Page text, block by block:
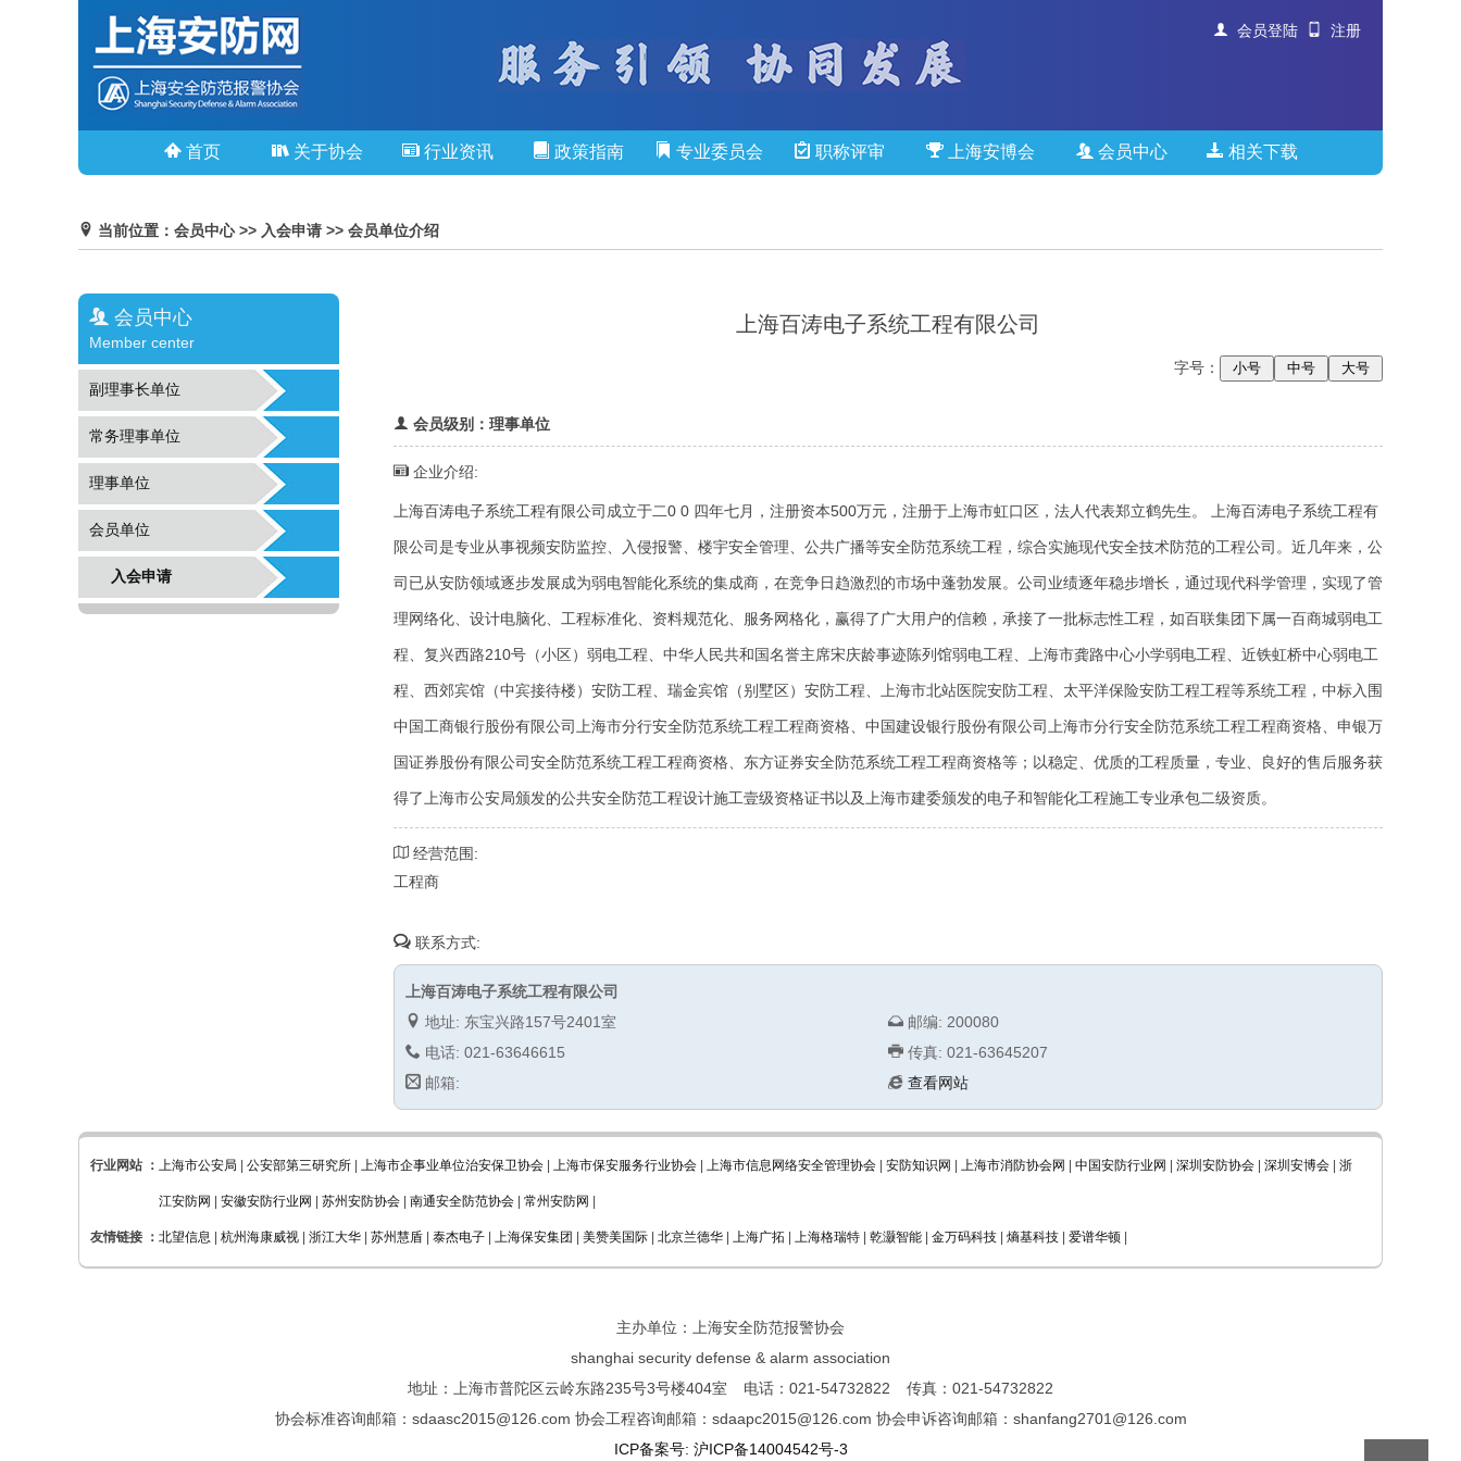
会员登陆 注册
首页 关于协会 行业资讯 政策指南 专业委员会 职称评审 上海安博会 会员中心 相关下载
当前位置：会员中心 >> 入会申请 >> 会员单位介绍
会员中心
Member center
副理事长单位
常务理事单位
理事单位
会员单位
入会申请
上海百涛电子系统工程有限公司
字号： 小号 中号 大号
会员级别：理事单位
企业介绍:
上海百涛电子系统工程有限公司成立于二0 0 四年七月，注册资本500万元，注册于上海市虹口区，法人代表郑立鹤先生。 上海百涛电子系统工程有
限公司是专业从事视频安防监控、入侵报警、楼宇安全管理、公共广播等安全防范系统工程，综合实施现代安全技术防范的工程公司。近几年来，公
司已从安防领域逐步发展成为弱电智能化系统的集成商，在竞争日趋激烈的市场中蓬勃发展。公司业绩逐年稳步增长，通过现代科学管理，实现了管
理网络化、设计电脑化、工程标准化、资料规范化、服务网格化，赢得了广大用户的信赖，承接了一批标志性工程，如百联集团下属一百商城弱电工
程、复兴西路210号（小区）弱电工程、中华人民共和国名誉主席宋庆龄事迹陈列馆弱电工程、上海市龚路中心小学弱电工程、近铁虹桥中心弱电工
程、西郊宾馆（中宾接待楼）安防工程、瑞金宾馆（别墅区）安防工程、上海市北站医院安防工程、太平洋保险安防工程工程等系统工程，中标入围
中国工商银行股份有限公司上海市分行安全防范系统工程工程商资格、中国建设银行股份有限公司上海市分行安全防范系统工程工程商资格、申银万
国证券股份有限公司安全防范系统工程工程商资格、东方证券安全防范系统工程工程商资格等；以稳定、优质的工程质量，专业、良好的售后服务获
得了上海市公安局颁发的公共安全防范工程设计施工壹级资格证书以及上海市建委颁发的电子和智能化工程施工专业承包二级资质。
经营范围:
工程商
联系方式:
上海百涛电子系统工程有限公司
地址: 东宝兴路157号2401室
邮编: 200080
电话: 021-63646615
传真: 021-63645207
邮箱:
查看网站
行业网站 ： 上海市公安局 公安部第三研究所 上海市企事业单位治安保卫协会 上海市保安服务行业协会 上海市信息网络安全管理协会 安防知识网 上海市消防协会网 中国安防行业网 深圳安防协会 深圳安博会 浙
江安防网 安徽安防行业网 苏州安防协会 南通安全防范协会 常州安防网
友情链接 ： 北望信息 杭州海康威视 浙江大华 苏州慧盾 泰杰电子 上海保安集团 美赞美国际 北京兰德华 上海广拓 上海格瑞特 乾灏智能 金万码科技 熵基科技 爱谱华顿
主办单位：上海安全防范报警协会
shanghai security defense & alarm association
地址：上海市普陀区云岭东路235号3号楼404室 电话：021-54732822 传真：021-54732822
协会标准咨询邮箱：sdaasc2015@126.com 协会工程咨询邮箱：sdaapc2015@126.com 协会申诉咨询邮箱：shanfang2701@126.com
ICP备案号: 沪ICP备14004542号-3